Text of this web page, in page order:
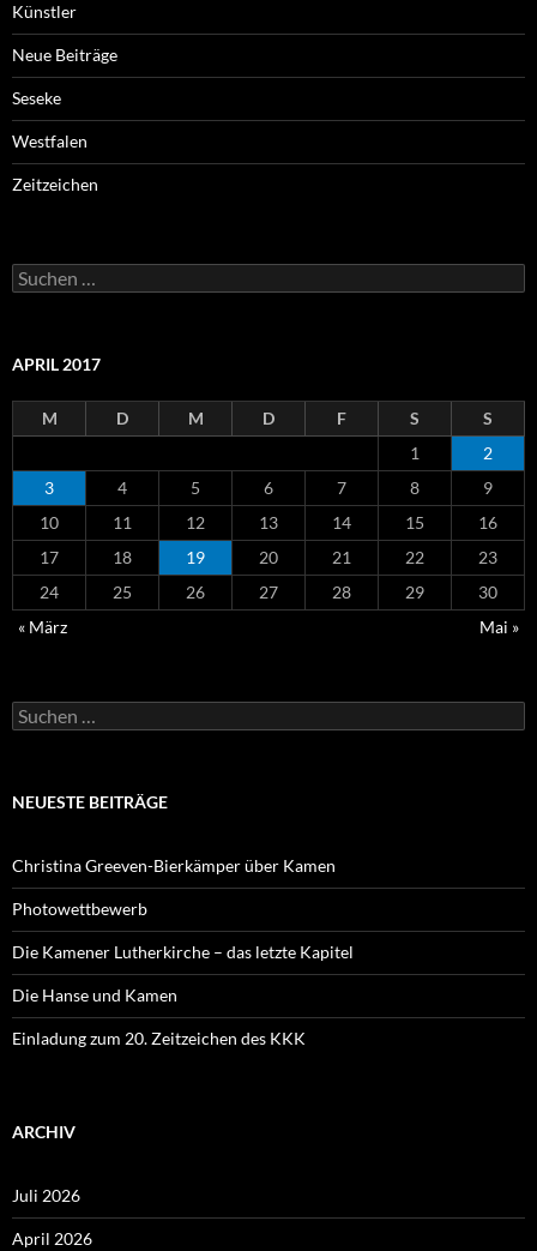
Künstler
Neue Beiträge
Seseke
Westfalen
Zeitzeichen
Suchen
nach:
APRIL 2017
M D M D F S
S
1
2
3
4 5 6 7 8
9
10
11 12 13 14 15
16
17
18 19 20 21 22
23
24
25 26 27 28 29
30
« März
Mai »
Suchen
nach:
NEUESTE BEITRÄGE
Christina Greeven-Bierkämper über Kamen
Photowettbewerb
Die Kamener Lutherkirche – das letzte Kapitel
Die Hanse und Kamen
Einladung zum 20. Zeitzeichen des KKK
ARCHIV
Juli 2026
April 2026